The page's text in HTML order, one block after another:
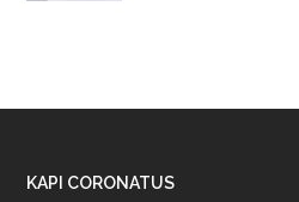
KAPI CORONATUS